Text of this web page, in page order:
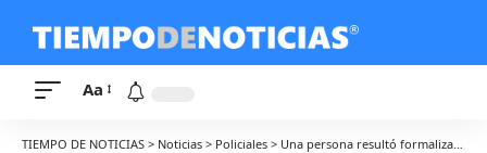
Aa
TIEMPO DE NOTICIAS > Noticias > Policiales > Una persona resultó formalizada por homicidio y hurto en Rocha